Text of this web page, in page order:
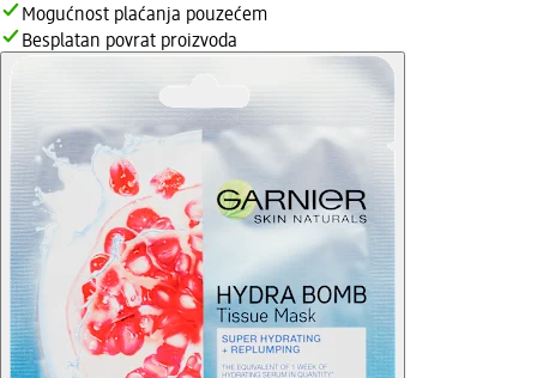
Mogućnost plaćanja pouzećem
Besplatan povrat proizvoda